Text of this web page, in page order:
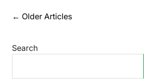
Posts
← Older Articles
Search